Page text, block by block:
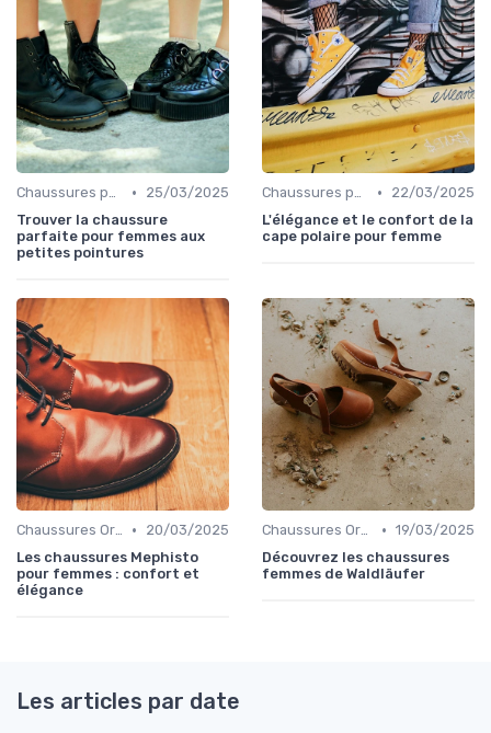
Chaussures pour Occasions Spéciales •
25/03/2025
Trouver la chaussure
parfaite pour femmes aux
petites pointures
Chaussures pour Occasions Spéciales •
22/03/2025
L'élégance et le confort de la
cape polaire pour femme
Chaussures Orthopédiques •
20/03/2025
Les chaussures Mephisto
pour femmes : confort et
élégance
Chaussures Orthopédiques • 19/03/2025
Découvrez les chaussures
femmes de Waldläufer
Les articles par date